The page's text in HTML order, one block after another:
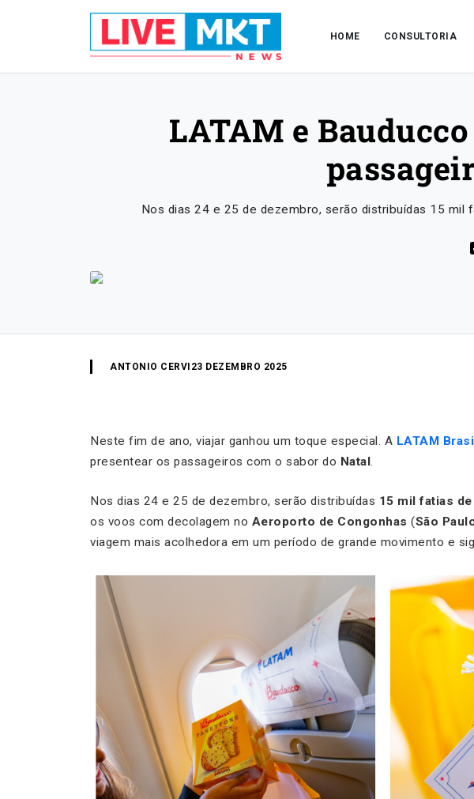
HOME CONSULTORIA
LATAM e
Nos dias 24 e 25 de dezembro, serão distribuídas 15
ANTONIO CERVI 23 DEZEMBRO 2025
Neste fim de ano, viajar ganhou um toque especial. A LATAM
presentear os passageiros com o sabor do Natal.
Nos dias 24 e 25 de dezembro, serão distribuídas 15 mil fatias
os voos com decolagem no Aeroporto de Congonhas (São
viagem mais acolhedora em um período de grande movimento e